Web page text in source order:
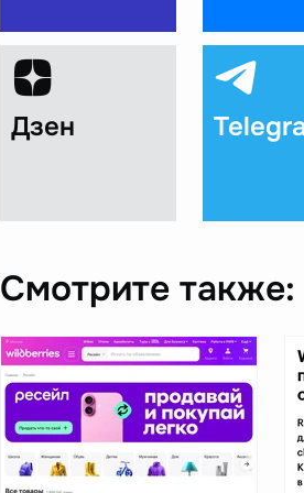
Дзен
Смотрите также: